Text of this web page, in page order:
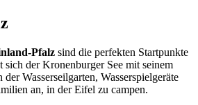
Pfalz sind die perfekten Startpunkte
der Kronenburger See mit seinem
Wasserseilgarten, Wasserspielgeräte
an, in der Eifel zu campen.